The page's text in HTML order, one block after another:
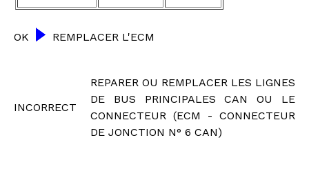
OK REMPLACER L'ECM
INCORRECT
REPARER OU REMPLACER LES LIGNES
DE BUS PRINCIPALES CAN OU LE
CONNECTEUR (ECM - CONNECTEUR
DE JONCTION N° 6 CAN)